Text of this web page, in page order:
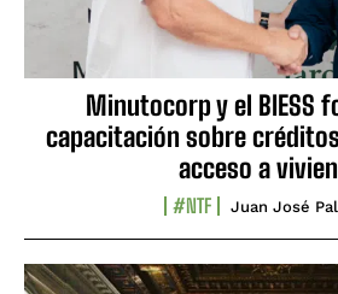
Minutocorp y el BIESS
capacitación sobre
acceso a
#NTF Juan José